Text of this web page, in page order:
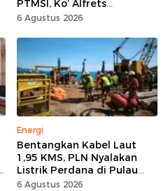
PTMSI, Ko’ Alfrets
Rumawas Siap Gairahkan
6 Agustus 2026
Energi
Bentangkan Kabel Laut
1,95 KMS, PLN Nyalakan
Listrik Perdana di Pulau
Dudepo, Desa Berlistrik di
6 Agustus 2026